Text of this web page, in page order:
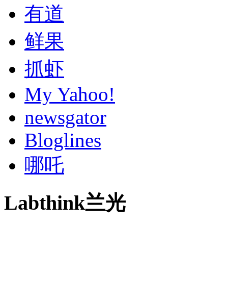
有道
鲜果
抓虾
My Yahoo!
newsgator
Bloglines
哪吒
Labthink兰光